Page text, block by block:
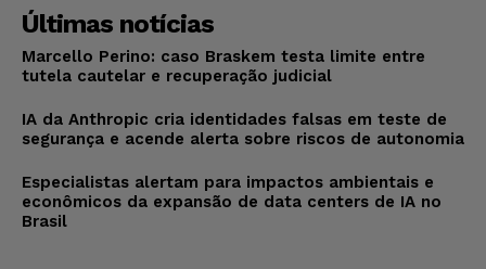
Últimas notícias
Marcello Perino: caso Braskem testa limite entre
tutela cautelar e recuperação judicial
IA da Anthropic cria identidades falsas em teste de
segurança e acende alerta sobre riscos de autonomia
Especialistas alertam para impactos ambientais e
econômicos da expansão de data centers de IA no
Brasil